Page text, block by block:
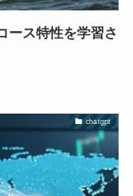
ース特性を学習さ
chatgpt